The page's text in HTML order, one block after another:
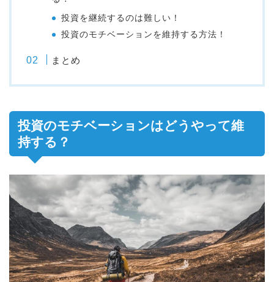
投資を継続するのは難しい！
投資のモチベーションを維持する方法！
まとめ
投資のモチベーションはどうやって維
持する？